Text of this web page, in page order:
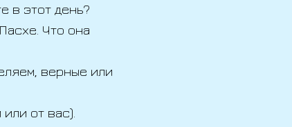
в этот день?
Что она
верные или
от вас).